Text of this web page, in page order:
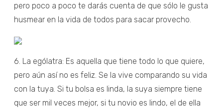
pero poco a poco te darás cuenta de que sólo le gusta
husmear en la vida de todos para sacar provecho.
6. La ególatra: Es aquella que tiene todo lo que quiere,
pero aún así no es feliz. Se la vive comparando su vida
con la tuya. Si tu bolsa es linda, la suya siempre tiene
que ser mil veces mejor, si tu novio es lindo, el de ella